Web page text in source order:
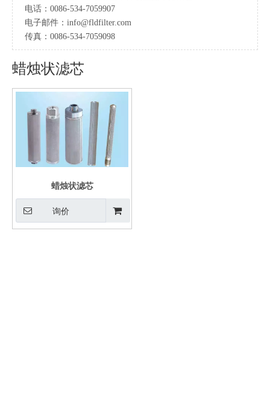
电话：0086-534-7059907
电子邮件： info@fldfilter.com
传真：0086-534-7059098
蜡烛状滤芯
蜡烛状滤芯
询价